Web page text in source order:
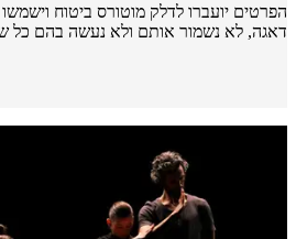
יועברו לדלק מוטורס ביטוח וישמשו
לא נשמור אותם ולא נעשה בהם כל